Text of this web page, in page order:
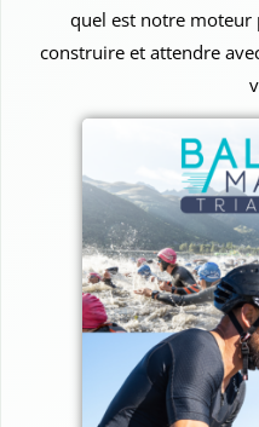
quel est notre moteur
construire et attendre